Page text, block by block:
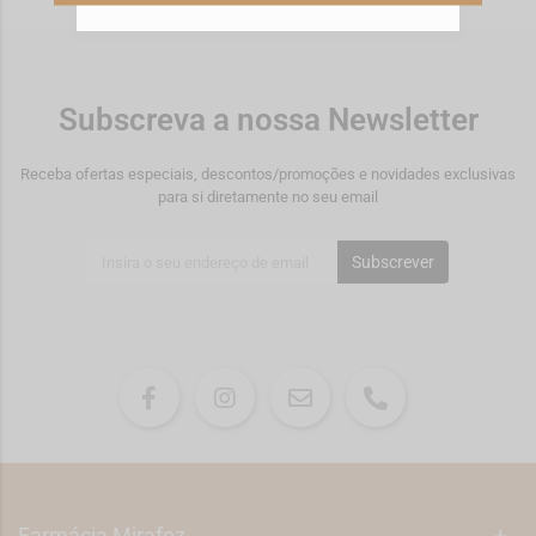
Subscreva a nossa Newsletter
Receba ofertas especiais, descontos/promoções e novidades exclusivas
para si diretamente no seu email
Subscrever